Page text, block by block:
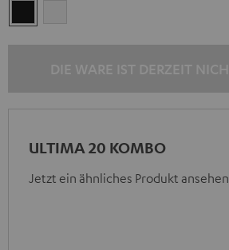
ULTIMA 20 KOMBO
Jetzt ein ähnliches Produkt ansehen